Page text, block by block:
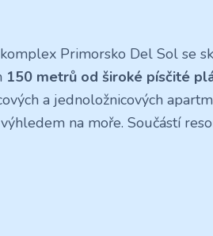
Primorsko Del Sol se
150 metrů od široké písčité
a jednoložnicových
na moře. Součástí